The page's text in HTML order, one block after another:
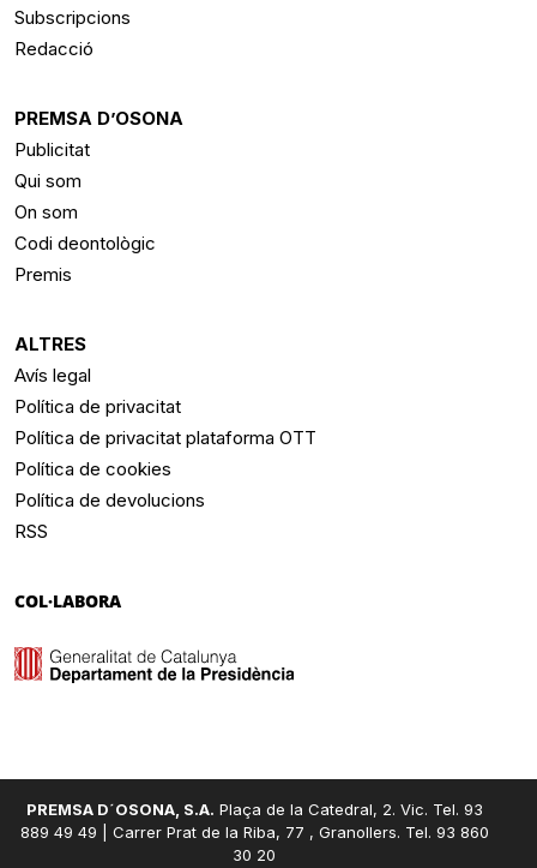
Subscripcions
Redacció
PREMSA D’OSONA
Publicitat
Qui som
On som
Codi deontològic
Premis
ALTRES
Avís legal
Política de privacitat
Política de privacitat plataforma OTT
Política de cookies
Política de devolucions
RSS
COL·LABORA
PREMSA D´OSONA, S.A. Plaça de la Catedral, 2. Vic. Tel. 93
889 49 49 | Carrer Prat de la Riba, 77 , Granollers. Tel. 93 860
30 20